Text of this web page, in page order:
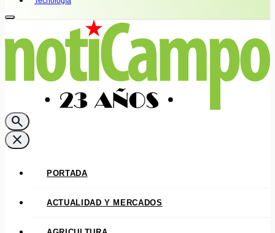
search
close
PORTADA
ACTUALIDAD Y MERCADOS